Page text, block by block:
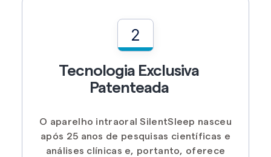
2
Tecnologia Exclusiva
Patenteada
O aparelho intraoral SilentSleep nasceu
após 25 anos de pesquisas científicas e
análises clínicas e, portanto, oferece